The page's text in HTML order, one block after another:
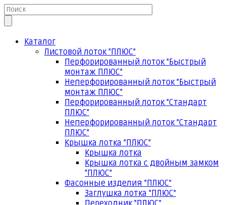
Каталог
Листовой лоток "ПЛЮС"
Перфорированный лоток "Быстрый
монтаж ПЛЮС"
Неперфорированный лоток "Быстрый
монтаж ПЛЮС"
Перфорированный лоток "Стандарт
ПЛЮС"
Неперфорированный лоток "Стандарт
ПЛЮС"
Крышка лотка "ПЛЮС"
Крышка лотка
Крышка лотка с двойным замком
"ПЛЮС"
Фасонные изделия "ПЛЮС"
Заглушка лотка "ПЛЮС"